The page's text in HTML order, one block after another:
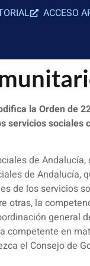
ACCESO
la Orden de
servicios
de
de
de los servicios
otras, la
general
competente en
el Consejo de